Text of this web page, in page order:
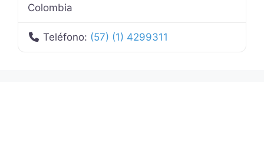
Colombia
Teléfono: (57) (1) 4299311